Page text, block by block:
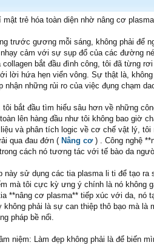
mật trẻ hóa toàn diện nhờ nâng cơ
trước gương mỗi sáng, không phải để
cảm với sự sụp đổ của các đường
bắt đầu đình công, tôi đã từng
lời hứa hẹn viển vông. Sự thật là,
nhận những rủi ro của việc đụng chạm
tôi bắt đầu tìm hiểu sâu hơn về những
lên hàng đầu như tôi không bao giờ
và phân tích logic về cơ chế vật lý,
qua đau đớn ( Nâng cơ) . Công nghệ
cách nó tương tác với tế bào da
này sử dụng các tia plasma li ti để tạo
mà tôi cực kỳ ưng ý chính là nó không
**nâng cơ plasma** tiếp xúc với da, nó
phải là sự can thiệp thô bạo mà
pháp bề nổi.
niệm: Làm đẹp không phải là để biến